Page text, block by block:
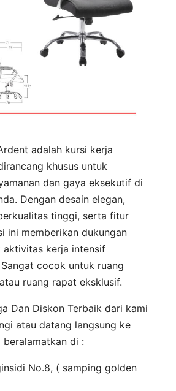
adalah kursi kerja
khusus untuk
dan gaya eksekutif di
Dengan desain elegan,
tinggi, serta fitur
ini memberikan dukungan
aktivitas kerja intensif
cocok untuk ruang
ruang rapat eksklusif.
Dan Diskon Terbaik dari kami
atau datang langsung ke
di :
No.8, ( samping golden